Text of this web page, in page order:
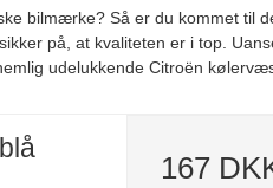
bilmærke? Så er du kommet til
på, at kvaliteten er i top.
udelukkende Citroën
167